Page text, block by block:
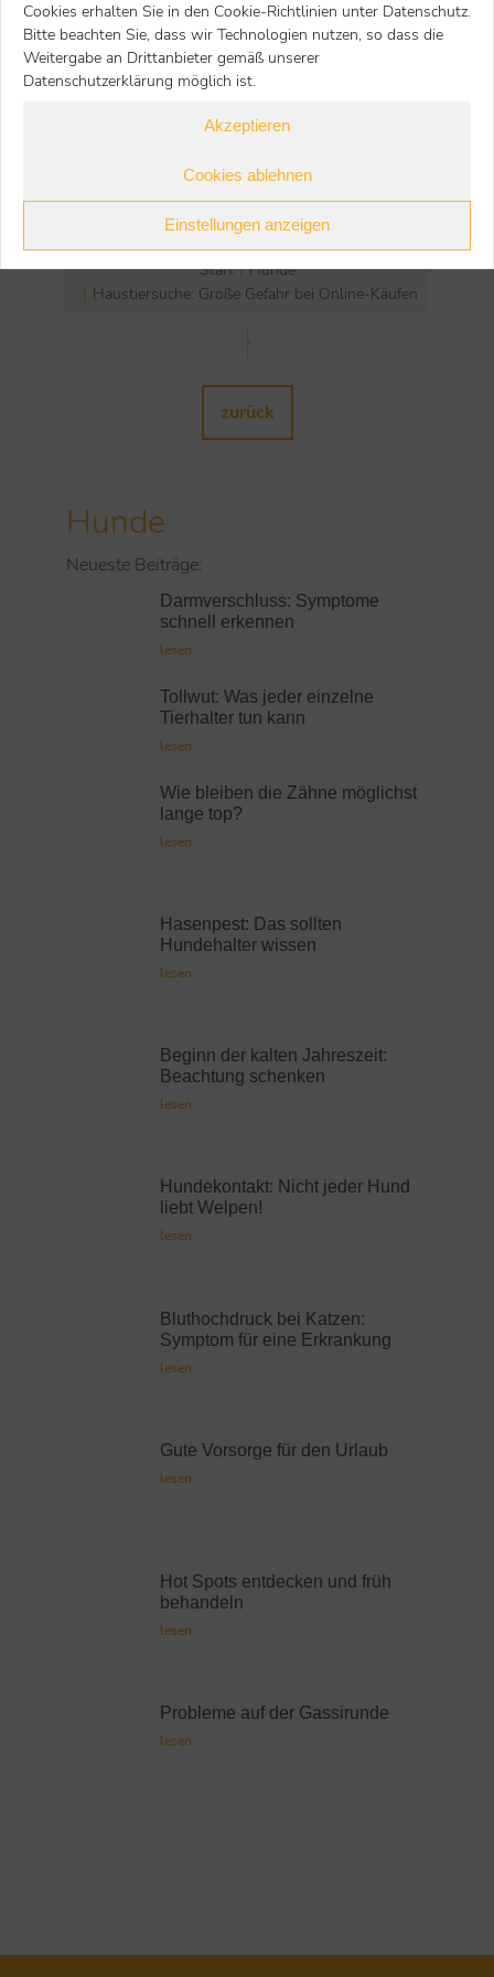
Cookies erhalten Sie in den Cookie-Richtlinien unter Datenschutz.
Bitte beachten Sie, dass wir Technologien nutzen, so dass die
Weitergabe an Drittanbieter gemäß unserer
Datenschutzerklärung möglich ist.
Akzeptieren
Cookies ablehnen
Einstellungen anzeigen
Infos zum Thema:
tierheime-helfen.de/welpenhandel
tierheime-helfen.de/tiervermittlung
vdh.de/welpen/zuechter-suche
Sie befinden sich hier:
Start
Hunde
Haustiersuche: Große Gefahr bei Online-Käufen
zurück
Hunde
Neueste Beiträge:
Darmverschluss: Symptome
schnell erkennen
lesen
Tollwut: Was jeder einzelne
Tierhalter tun kann
lesen
Wie bleiben die Zähne möglichst
lange top?
lesen
Hasenpest: Das sollten
Hundehalter wissen
lesen
Beginn der kalten Jahreszeit:
Beachtung schenken
lesen
Hundekontakt: Nicht jeder Hund
liebt Welpen!
lesen
Bluthochdruck bei Katzen:
Symptom für eine Erkrankung
lesen
Gute Vorsorge für den Urlaub
lesen
Hot Spots entdecken und früh
behandeln
lesen
Probleme auf der Gassirunde
lesen